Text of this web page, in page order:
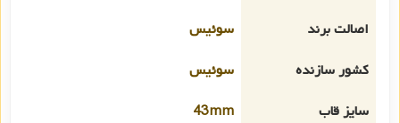
اصالت برند
سوئیس
کشور سازنده
سوئیس
سایز قاب
43mm